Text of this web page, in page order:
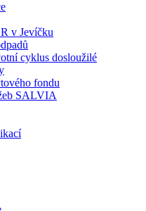
v Jevíčku
cyklus dosloužilé
fondu
SALVIA